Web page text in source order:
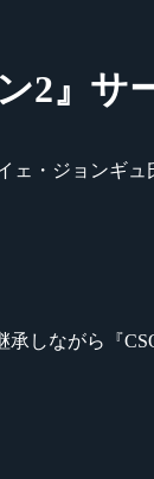
2』サ
・ジョンギ
承しながら『